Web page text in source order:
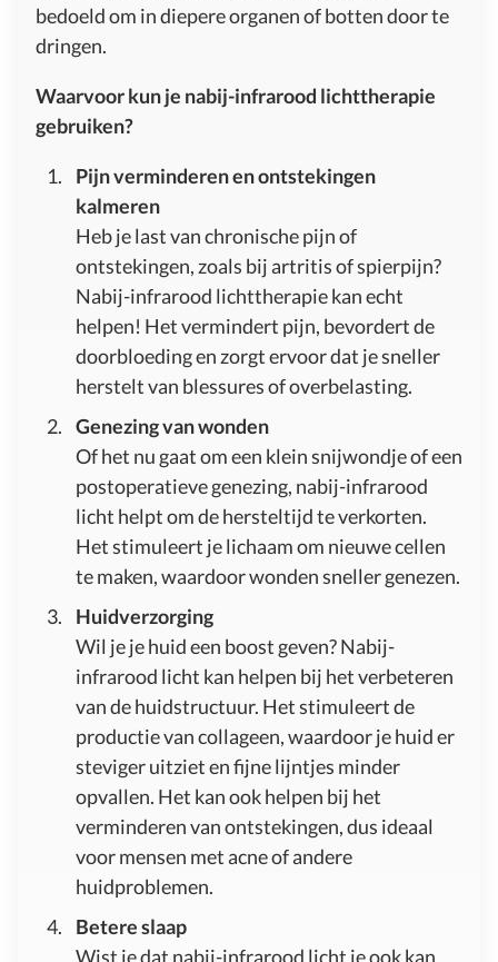
bedoeld om in diepere organen of botten door te
dringen.
Waarvoor kun je nabij-infrarood lichttherapie
gebruiken?
Pijn verminderen en ontstekingen
kalmeren
Heb je last van chronische pijn of
ontstekingen, zoals bij artritis of spierpijn?
Nabij-infrarood lichttherapie kan echt
helpen! Het vermindert pijn, bevordert de
doorbloeding en zorgt ervoor dat je sneller
herstelt van blessures of overbelasting.
Genezing van wonden
Of het nu gaat om een klein snijwondje of een
postoperatieve genezing, nabij-infrarood
licht helpt om de hersteltijd te verkorten.
Het stimuleert je lichaam om nieuwe cellen
te maken, waardoor wonden sneller genezen.
Huidverzorging
Wil je je huid een boost geven? Nabij-
infrarood licht kan helpen bij het verbeteren
van de huidstructuur. Het stimuleert de
productie van collageen, waardoor je huid er
steviger uitziet en fijne lijntjes minder
opvallen. Het kan ook helpen bij het
verminderen van ontstekingen, dus ideaal
voor mensen met acne of andere
huidproblemen.
Betere slaap
Wist je dat nabij-infrarood licht je ook kan